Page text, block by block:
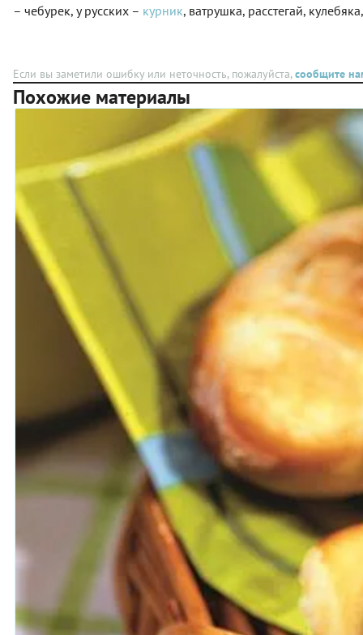
– чебурек, у русских – курник, ватрушка, расстегай,
Если вы заметили ошибку или неточность, пожалуйста, сообщите
Похожие материалы